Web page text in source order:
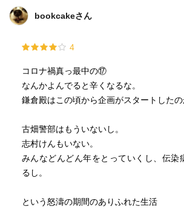
な。この本で良いところは唯一つだけ。
ページ弱で終わる事。故にあと腐れ無く
進むので やれ誠に効率良き読書であった
20分なりｗ。やれやれである。
bookcakeさん
4
コロナ禍真っ最中の⑰
なんかよんでると辛くなるな。
鎌倉殿はこの頃から企画がスタートしたの
古畑警部はもういないし。
志村けんもいない。
みんなどんどん年をとっていくし、伝染
るし。
という怒濤の期間のありふれた生活